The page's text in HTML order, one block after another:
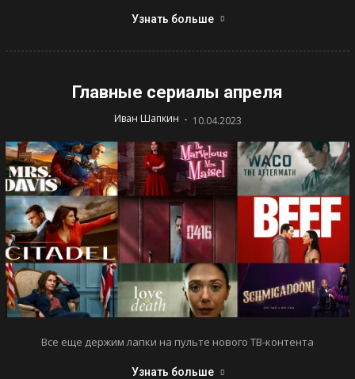
Узнать больше
Главные сериалы апреля
Иван Шапкин - 10.04.2023
Все еще держим лапки на пульте нового ТВ-контента
Узнать больше